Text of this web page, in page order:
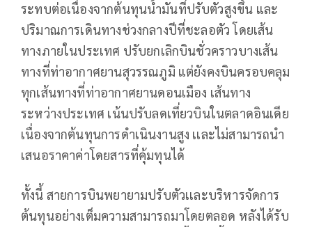
ระทบต่อเนื่องจากต้นทุนน้ำมันที่ปรับตัวสูงขึ้น และ
ปริมาณการเดินทางช่วงกลางปีที่ชะลอตัว โดยเส้น
ทางภายในประเทศ ปรับยกเลิกบินชั่วคราวบางเส้น
ทางที่ท่าอากาศยานสุวรรณภูมิ แต่ยังคงบินครอบคลุม
ทุกเส้นทางที่ท่าอากาศยานดอนเมือง เส้นทาง
ระหว่างประเทศ เน้นปรับลดเที่ยวบินในตลาดอินเดีย
เนื่องจากต้นทุนการดำเนินงานสูง เเละไม่สามารถนำ
เสนอราคาค่าโดยสารที่คุ้มทุนได้
ทั้งนี้ สายการบินพยายามปรับตัวเเละบริหารจัดการ
ต้นทุนอย่างเต็มความสามารถมาโดยตลอด หลังได้รับ